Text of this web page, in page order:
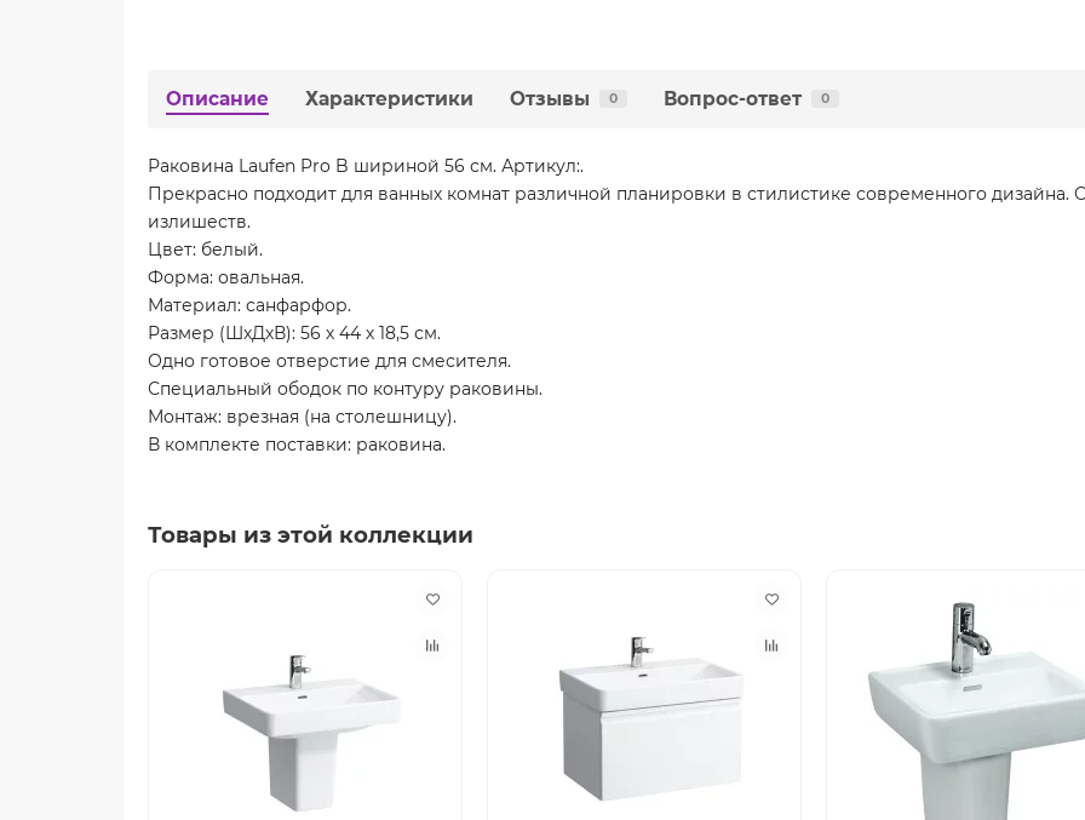
Описание Характеристики Отзывы 0 Вопрос-ответ 0
Раковина Laufen Pro B шириной 56 см. Артикул:.
Прекрасно подходит для ванных комнат различной планировки в стилистике современного дизайна.
излишеств.
Цвет: белый.
Форма: овальная.
Материал: санфарфор.
Размер (ШхДхВ): 56 х 44 х 18,5 см.
Одно готовое отверстие для смесителя.
Специальный ободок по контуру раковины.
Монтаж: врезная (на столешницу).
В комплекте поставки: раковина.
Товары из этой коллекции